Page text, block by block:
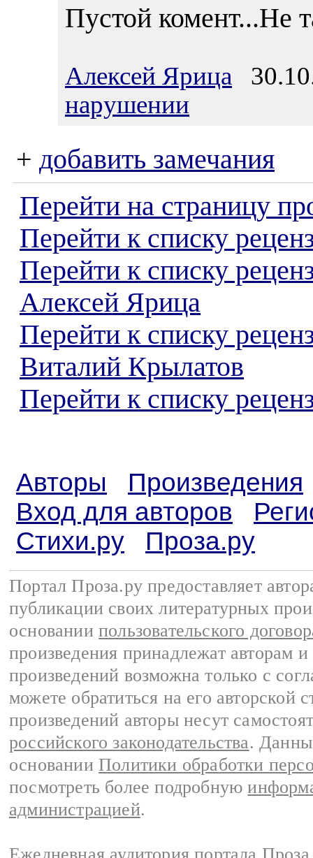
Пустой комент...Не
Алексей Ярица
нарушении
+ добавить замечания
Перейти на страницу
Перейти к списку
Перейти к списку
Алексей Ярица
Перейти к списку
Виталий Крылатов
Перейти к списку
Авторы
Произведения
Вход для авторов
Стихи.ру
Проза.ру
Портал Проза.ру предоставляет
публикации своих литературных
основании пользовательского
произведения принадлежат авторам
произведений возможна только с
можете обратиться на его авторской
произведений авторы несут
российского законодательства.
основании Политики обработки
посмотреть более подробную
администрацией.
Ежедневная аудитория портала